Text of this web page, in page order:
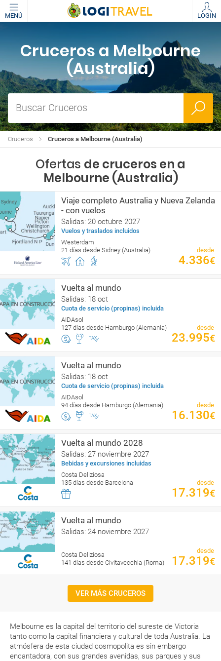
MENÚ LOGIN
Cruceros a Melbourne
(Australia)
Buscar Cruceros
Cruceros a Melbourne (Australia)
Cruceros
Ofertas de cruceros en a
Melbourne (Australia)
Viaje completo Australia y Nueva Zelanda
- con vuelos
Salidas: 20 octubre 2027
Vuelos y traslados incluidos
Westerdam
21 días desde Sidney (Australia)
desde
4.336€
Vuelta al mundo
Salidas: 18 oct
Cuota de servicio (propinas) incluida
AIDAsol
127 días desde Hamburgo (Alemania)
desde
23.995€
Vuelta al mundo
Salidas: 18 oct
Cuota de servicio (propinas) incluida
AIDAsol
94 días desde Hamburgo (Alemania)
desde
16.130€
Vuelta al mundo 2028
Salidas: 27 noviembre 2027
Bebidas y excursiones incluidas
Costa Deliziosa
135 días desde Barcelona
desde
17.319€
Vuelta al mundo
Salidas: 24 noviembre 2027
Costa Deliziosa
141 días desde Civitavecchia (Roma)
desde
17.319€
VER MÁS CRUCEROS
Melbourne es la capital del territorio del sureste de Victoria
tanto como la capital financiera y cultural de toda Australia. La
atmósfera de esta ciudad cosmopolita es sin embargo
encantadora, con sus grandes avenidas, sus parques y sus